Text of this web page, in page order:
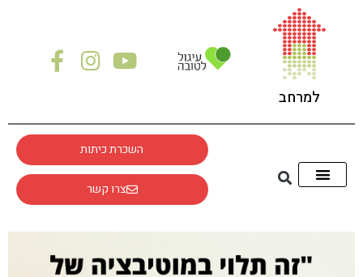
למרחב
השכרת כיתות
צרו קשר